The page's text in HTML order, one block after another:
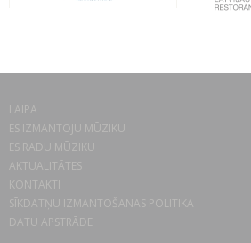
LAIPA
ES IZMANTOJU MŪZIKU
ES RADU MŪZIKU
AKTUALITĀTES
KONTAKTI
SĪKDATŅU IZMANTOŠANAS POLITIKA
DATU APSTRĀDE